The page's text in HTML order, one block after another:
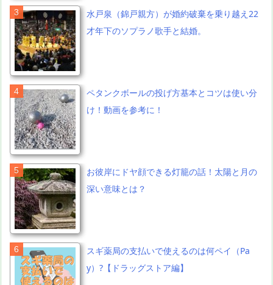
水戸泉（錦戸親方）が婚約破棄を乗り越え22
才年下のソプラノ歌手と結婚。
ペタンクボールの投げ方基本とコツは使い分
け！動画を参考に！
お彼岸にドヤ顔できる灯籠の話！太陽と月の
深い意味とは？
スギ薬局の支払いで使えるのは何ペイ（Pa
y）?【ドラッグストア編】